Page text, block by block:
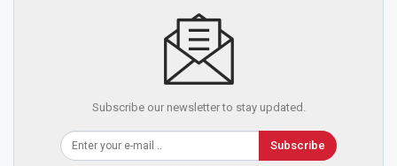
Subscribe our newsletter to stay updated.
Subscribe